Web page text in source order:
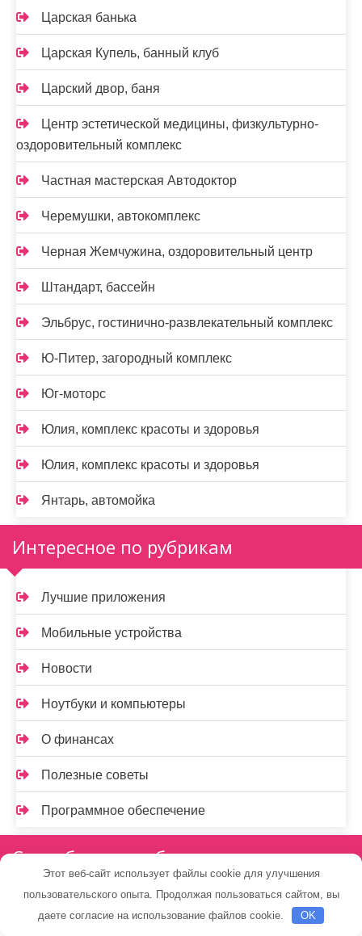
Царская банька
Царская Купель, банный клуб
Царский двор, баня
Центр эстетической медицины, физкультурно-
оздоровительный комплекс
Частная мастерская Автодоктор
Черемушки, автокомплекс
Черная Жемчужина, оздоровительный центр
Штандарт, бассейн
Эльбрус, гостинично-развлекательный комплекс
Ю-Питер, загородный комплекс
Юг-моторс
Юлия, комплекс красоты и здоровья
Юлия, комплекс красоты и здоровья
Янтарь, автомойка
Интересное по рубрикам
Лучшие приложения
Мобильные устройства
Новости
Ноутбуки и компьютеры
О финансах
Полезные советы
Программное обеспечение
Спасибо, что выбрали нас
Этот веб-сайт использует файлы cookie для улучшения
пользовательского опыта. Продолжая пользоваться сайтом, вы
даете согласие на использование файлов cookie.
OK